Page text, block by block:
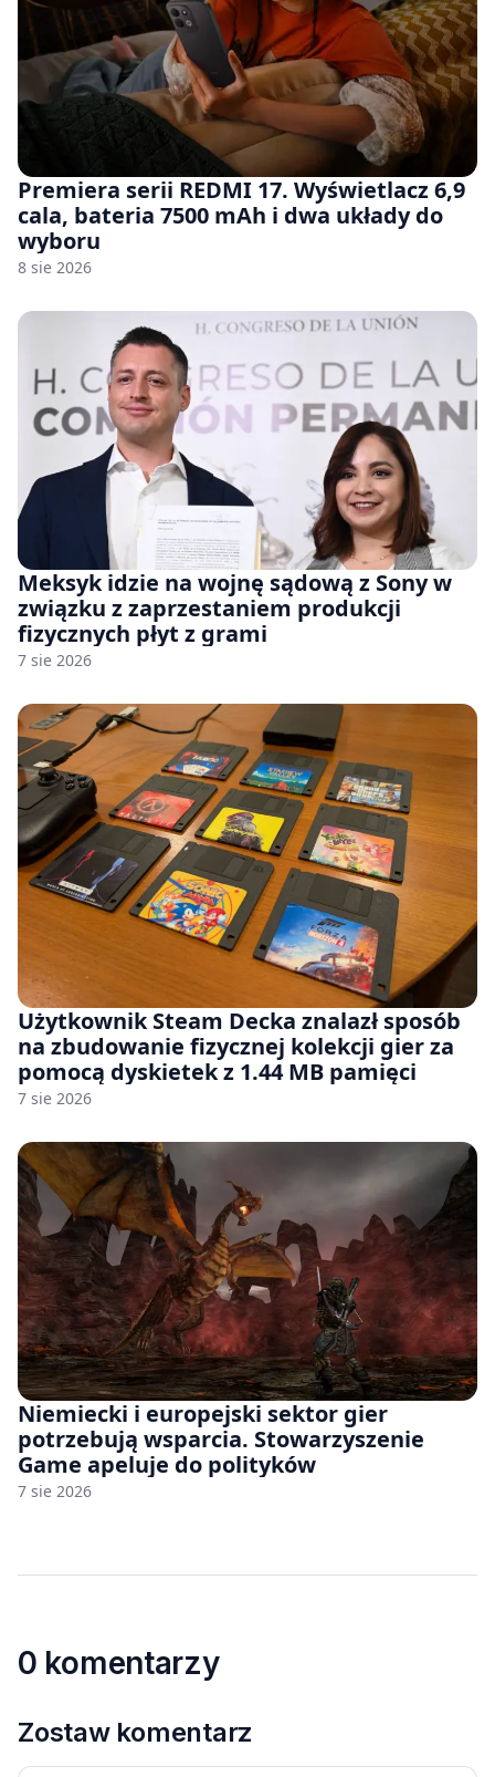
Premiera serii REDMI 17. Wyświetlacz 6,9
cala, bateria 7500 mAh i dwa układy do
wyboru
8 sie 2026
Meksyk idzie na wojnę sądową z Sony w
związku z zaprzestaniem produkcji
fizycznych płyt z grami
7 sie 2026
Użytkownik Steam Decka znalazł sposób
na zbudowanie fizycznej kolekcji gier za
pomocą dyskietek z 1.44 MB pamięci
7 sie 2026
Niemiecki i europejski sektor gier
potrzebują wsparcia. Stowarzyszenie
Game apeluje do polityków
7 sie 2026
0 komentarzy
Zostaw komentarz